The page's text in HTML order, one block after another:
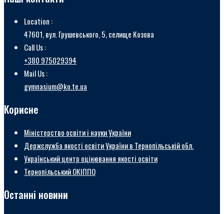
Location :
47601, вул. Грушевського, 5, селище Козова
Call Us :
+380 975029394
Mail Us :
gymnasium@ko.te.ua
Корисне
Міністерство освіти і науки України
Держслужба якості освіти України в Тернопільській обл.
Український центр оцінювання якості освіти
Тернопільський ОКІППО
Останні новини